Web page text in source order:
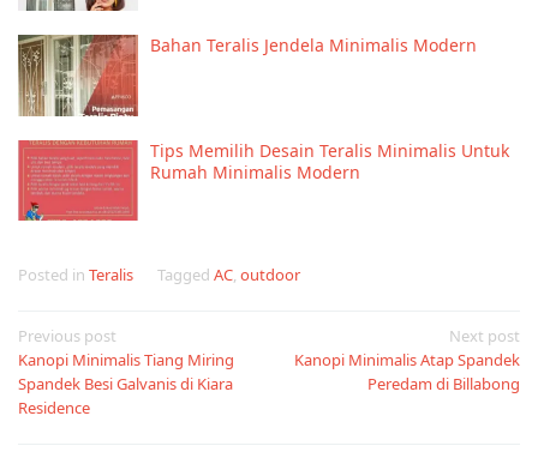
Bahan Teralis Jendela Minimalis Modern
Tips Memilih Desain Teralis Minimalis Untuk
Rumah Minimalis Modern
Posted in Teralis Tagged AC, outdoor
Post
navigation
Previous post
Kanopi Minimalis Tiang Miring
Spandek Besi Galvanis di Kiara
Residence
Next post
Kanopi Minimalis Atap Spandek
Peredam di Billabong